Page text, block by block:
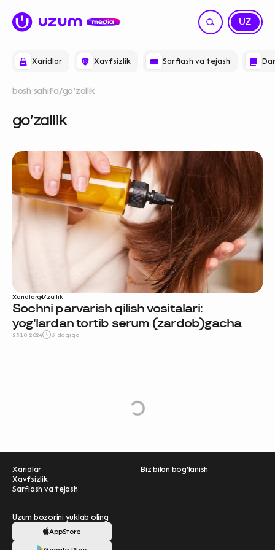
Xaridlar Xavfsizlik Sarflash va tejash
UZ
RU
bosh sahifa go‘zallik
go‘zallik
Xaridlargo‘zallik
Sochni parvarish qilish vositalari:
yog'lardan tortib sеrum (zardob)gacha
25.10.2024 6 daqiqa
L
o
a
d
M
o
r
e
Xaridlar
Xavfsizlik
Sarflash va tejash
Biz bilan bog'lanish
Uzum bozorini yuklab oling
AppStore